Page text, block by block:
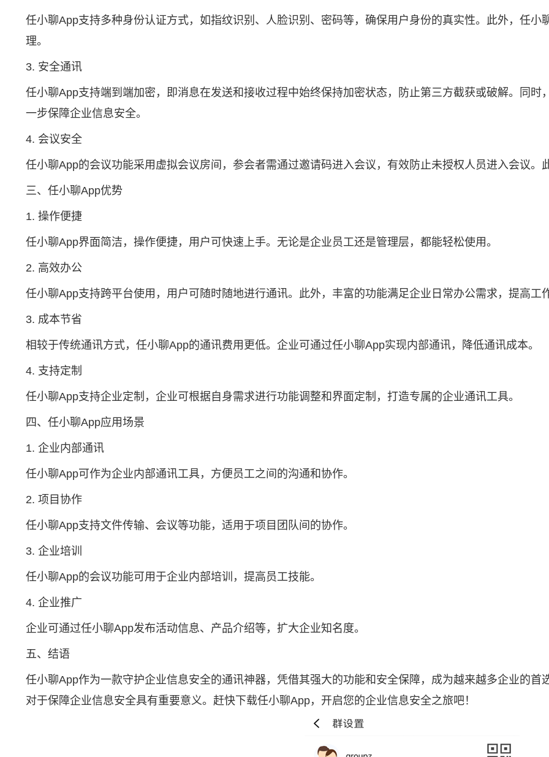
任小聊App支持多种身份认证方式，如指纹识别、人脸识别、密码等，确保用户身份的真实性。此外，任
理。
3. 安全通讯
任小聊App支持端到端加密，即消息在发送和接收过程中始终保持加密状态，防止第三方截获或破解。同
一步保障企业信息安全。
4. 会议安全
任小聊App的会议功能采用虚拟会议房间，参会者需通过邀请码进入会议，有效防止未授权人员进入会议
三、任小聊App优势
1. 操作便捷
任小聊App界面简洁，操作便捷，用户可快速上手。无论是企业员工还是管理层，都能轻松使用。
2. 高效办公
任小聊App支持跨平台使用，用户可随时随地进行通讯。此外，丰富的功能满足企业日常办公需求，提高工
3. 成本节省
相较于传统通讯方式，任小聊App的通讯费用更低。企业可通过任小聊App实现内部通讯，降低通讯成本。
4. 支持定制
任小聊App支持企业定制，企业可根据自身需求进行功能调整和界面定制，打造专属的企业通讯工具。
四、任小聊App应用场景
1. 企业内部通讯
任小聊App可作为企业内部通讯工具，方便员工之间的沟通和协作。
2. 项目协作
任小聊App支持文件传输、会议等功能，适用于项目团队间的协作。
3. 企业培训
任小聊App的会议功能可用于企业内部培训，提高员工技能。
4. 企业推广
企业可通过任小聊App发布活动信息、产品介绍等，扩大企业知名度。
五、结语
任小聊App作为一款守护企业信息安全的通讯神器，凭借其强大的功能和安全保障，成为越来越多企业的
对于保障企业信息安全具有重要意义。赶快下载任小聊App，开启您的企业信息安全之旅吧！